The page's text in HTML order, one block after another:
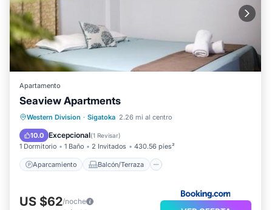
Apartamento
Seaview Apartments
Western Division · Sigatoka 2.26 mi al centro
10.0 Excepcional(1 Revisar)
1 Dormitorio 1 Baño 2 Invitados 430.56 pies²
Aparcamiento Balcón/Terraza
Aparcamiento
Balcón/Terraza
Vistas
Aire acondicionado
US $62/noche